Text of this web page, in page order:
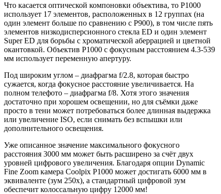
Что касается оптической компоновки объектива, то P1000
использует 17 элементов, расположенных в 12 группах (на
один элемент больше по сравнению с P900), в том числе пять
элементов низкодисперсионного стекла ED и один элемент
Super ED для борьбы с хроматической аберрацией и цветной
окантовкой. Объектив P1000 с фокусным расстоянием 4.3-539
мм использует переменную апертуру.
Под широким углом – диафрагма f/2.8, которая быстро
сужается, когда фокусное расстояние увеличивается. На
полном телефото – диафрагма f/8. Хотя этого значения
достаточно при хорошем освещении, но для съёмки даже
просто в тени может потребоваться более длинная выдержка
или увеличение ISO, если снимать без вспышки или
дополнительного освещения.
Уже описанное значение максимального фокусного
расстояния 3000 мм может быть расширено за счёт двух
уровней цифрового увеличения. Благодаря опции Dynamic
Fine Zoom камера Coolpix P1000 может достигать 6000 мм в
эквиваленте (зум 250х), а стандартный цифровой зум
обеспечит колоссальную цифру 12000 мм!